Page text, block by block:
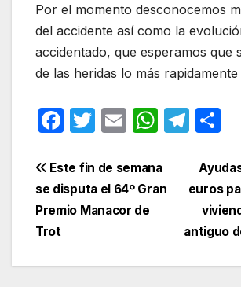
Por el momento desconocemos
del accidente así como la
accidentado, que esperamos que
de las heridas lo más rapidamente
F
c
e
b
o
T
itt
er
E
ail
W
at
s
p
T
e
gr
a
m
p
Navegación
de
entradas
euros
antiguo
Este fin de semana
se disputa el 64º Gran
Premio Manacor de
Trot